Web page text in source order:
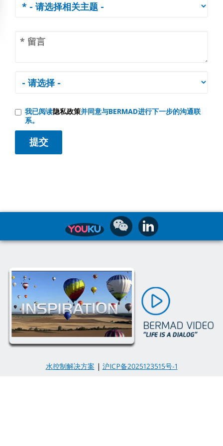
我已阅读隐私政策并同意与BERMAD进行下一步的沟通联
系。
水控制解决方案 | 沪ICP备2025123515号-1